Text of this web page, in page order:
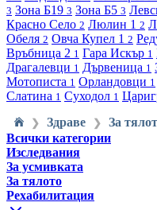
3 Зона Б19 3 Зона Б5 3
Красно Село 2 Люлин 1 2
Обеля 2 Овча Купел 1 2
Връбница 2 1 Гара Искър 1
Драгалевци 1 Дървеница 1
Мотописта 1 Орландовци 1
Слатина 1 Суходол 1
❯ Здраве ❯
За
Всички категории
Изследвания
За усмивката
За тялото
Рехабилитация